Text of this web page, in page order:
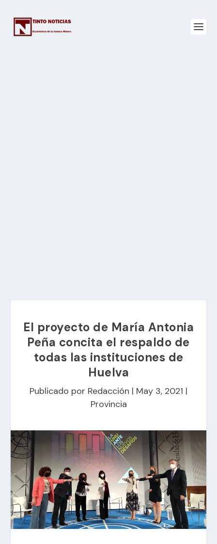
El proyecto de María Antonia
Peña concita el respaldo de
todas las instituciones de
Huelva
Publicado por Redacción | May 3, 2021 |
Provincia